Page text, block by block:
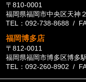
〒810-0001
福岡県福岡市中央区天神
TEL：092-738-8688 /
福岡博多店
〒812-0011
福岡県福岡市博多区博多
TEL：092-260-8902 /